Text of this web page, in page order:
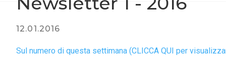
12.01.2016
Sul numero di questa settimana (CLICCA QUI per